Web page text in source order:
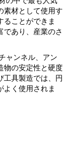
素材として使用す
ることができま
あり、産業のさ
ャンネル、アン
物の安定性と硬度
工具製造では、円
よく使用されま